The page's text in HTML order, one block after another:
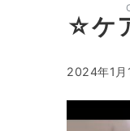
☆ケ
2024年1月